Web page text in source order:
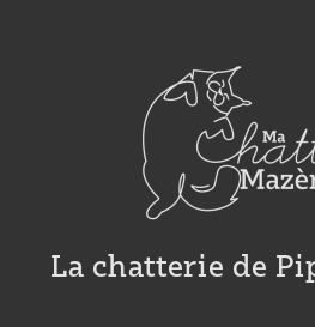
La chatterie de